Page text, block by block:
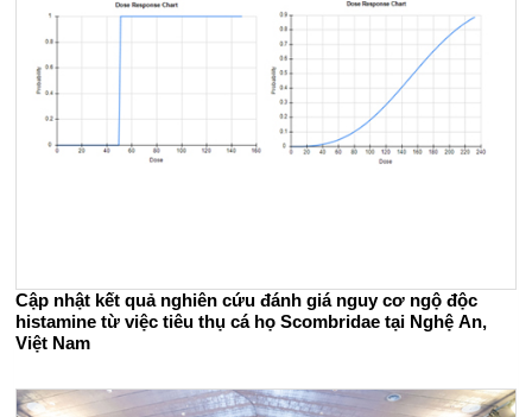
Cập nhật kết quả nghiên cứu đánh giá nguy cơ ngộ độc
histamine từ việc tiêu thụ cá họ Scombridae tại Nghệ An,
Việt Nam